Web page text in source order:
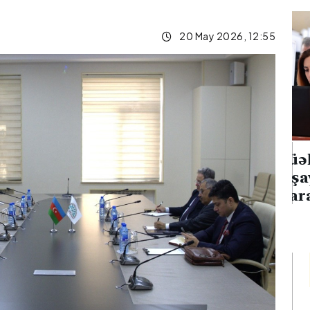
20 May 2026, 12:55
emalı
hücumu
Müəllimlərin faktiki
yaşayış rayonuna uyğun
olaraq vakansiya seçimi
başlayıb